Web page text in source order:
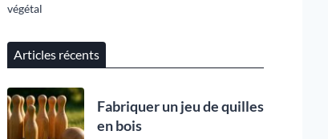
végétal
Articles récents
Fabriquer un jeu de quilles
en bois